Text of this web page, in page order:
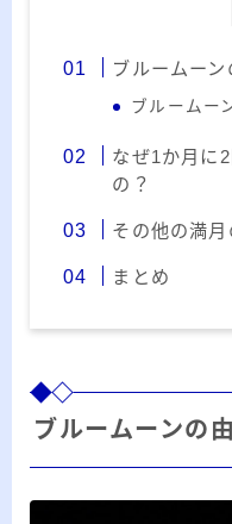
プロフィール
ブルームーン
ブルームー
なぜ1か月に
の？
その他の満月
まとめ
ブルームーンの